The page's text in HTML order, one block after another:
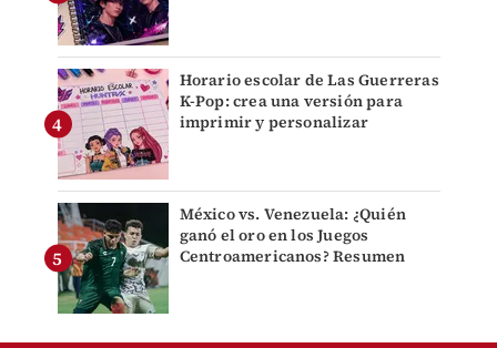
Horario escolar de Las Guerreras
K-Pop: crea una versión para
imprimir y personalizar
México vs. Venezuela: ¿Quién
ganó el oro en los Juegos
Centroamericanos? Resumen